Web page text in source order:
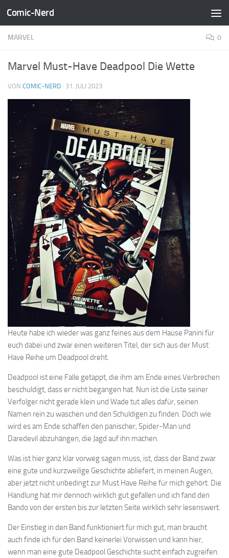
Zum Inhalt springen
Comic-Nerd
MARVEL 0
Marvel Must-Have Deadpool Die Wette
VON COMIC-NERD · 31. JULI 2023
Heute habe ich wieder was ganz feines aus dem Hause Panini für
euch dabei und zwar einen weiteren Titel, der sich aus der Must
Have Reihe um Deadpool dreht.
Deadpool ist eine Falle getappt, die ihm am Ende eines Verbrechen
beschuldigt, dass er nicht begangen hat. Nun ist die Liste seiner
Verfolger nicht gerade klein und Wade tut alles dafür, seinen
Namen rein zu waschen und den Schuldigen zu finden. Doch wie
wird es am Ende schaffen den panischer, Spider-Man und
Daredevil abzuhängen, die Jagd auf ihn machen.
Was ist hier ganz klar vorweg sagen muss, ist, dass der Band zwar
eine gute und kurzweilige Geschichte abliefert, in meinen Augen,
aber jetzt nicht unbedingt zur Must Have Reihe für mich gehört. Die
Handlung hat mir dennoch wirklich gut gefallen und ich fand den
Bando von der ersten bis zur letzten Seite wirklich sehr lesenswert.
Der Einstieg in den Band funktioniert für mich gut, man braucht
auch finde ich für den Band keinerlei Vorwissen und kann hier,
wenn man eine gute Deadpool Geschichte sucht einfach zugreifen.